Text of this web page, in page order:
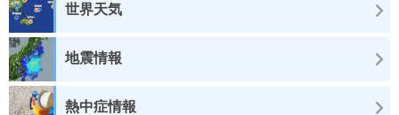
世界天気
地震情報
熱中症情報